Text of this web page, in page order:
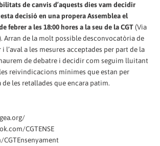
de canvis d’aquests dies vam decidir
decisió en una propera Assemblea el
febrer a les 18:00 hores a la seu de la CGT(Via
Arran de la molt possible desconvocatòria de
i l’aval a les mesures acceptades per part de la
de debatre i decidir com seguim lluitant
reivindicacions mínimes que estan per
les retallades que encara patim.
CGTENSE